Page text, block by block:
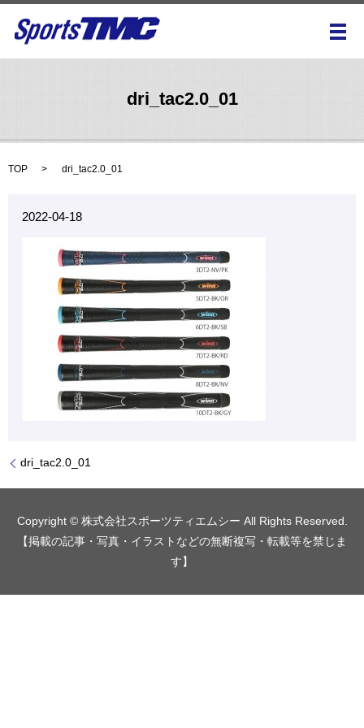
メ
dri_tac2.0_01
TOP dri_tac2.0_01
2022-04-18
dri_tac2.0_01
Copyright © 株式会社スポーツティエムシー All Rights Reserved.
【掲載の記事・写真・イラストなどの無断複写・転載等を禁じま
す】